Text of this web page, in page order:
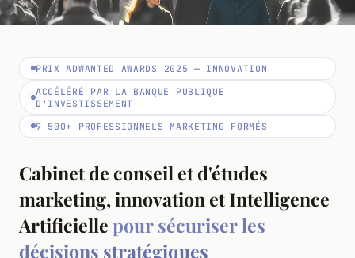
PRIX ADWANTED AWARDS 2025 — INNOVATION
ACCÉLÉRÉ PAR LA BANQUE PUBLIQUE
D'INVESTISSEMENT
9 500+ PROFESSIONNELS MARKETING FORMÉS
Cabinet de conseil et d'études
marketing, innovation et Intelligence
Artificiellepour sécuriser les
décisions stratégiques